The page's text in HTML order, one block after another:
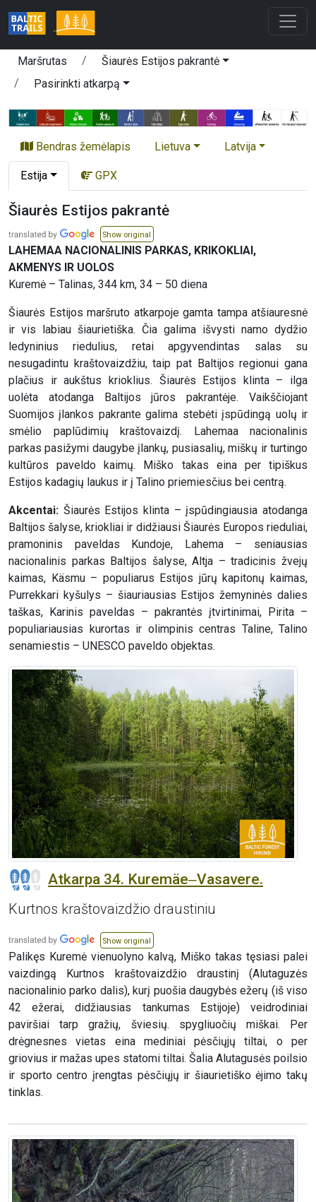
Maršrutas
Šiaurės Estijos pakrantė
Pasirinkti atkarpą
Bendras žemėlapis Lietuva Latvija
Estija GPX
Šiaurės Estijos pakrantė
Show original
LAHEMAA NACIONALINIS PARKAS, KRIKOKLIAI,
AKMENYS IR UOLOS
Kuremė – Talinas, 344 km, 34 – 50 diena
Šiaurės Estijos maršruto atkarpoje gamta tampa atšiauresnė
ir vis labiau šiaurietiška. Čia galima išvysti namo dydžio
ledyninius riedulius, retai apgyvendintas salas su
nesugadintu kraštovaizdžiu, taip pat Baltijos regionui gana
plačius ir aukštus krioklius. Šiaurės Estijos klinta – ilga
uolėta atodanga Baltijos jūros pakrantėje. Vaikščiojant
Suomijos įlankos pakrante galima stebėti įspūdingą uolų ir
smėlio paplūdimių kraštovaizdį. Lahemaa nacionalinis
parkas pasižymi daugybe įlankų, pusiasalių, miškų ir turtingo
kultūros paveldo kaimų. Miško takas eina per tipiškus
Estijos kadagių laukus ir į Talino priemiesčius bei centrą.
Akcentai: Šiaurės Estijos klinta – įspūdingiausia atodanga
Baltijos šalyse, kriokliai ir didžiausi Šiaurės Europos rieduliai,
pramoninis paveldas Kundoje, Lahema – seniausias
nacionalinis parkas Baltijos šalyse, Altja – tradicinis žvejų
kaimas, Käsmu – populiarus Estijos jūrų kapitonų kaimas,
Purrekkari kyšulys – šiauriausias Estijos žemyninės dalies
taškas, Karinis paveldas – pakrantės įtvirtinimai, Pirita –
populiariausias kurortas ir olimpinis centras Taline, Talino
senamiestis – UNESCO paveldo objektas.
Atkarpa 34. Kuremäe‒Vasavere.
Kurtnos kraštovaizdžio draustiniu
Show original
Palikęs Kuremė vienuolyno kalvą, Miško takas tęsiasi palei
vaizdingą Kurtnos kraštovaizdžio draustinį (Alutaguzės
nacionalinio parko dalis), kurį puošia daugybės ežerų (iš viso
42 ežerai, didžiausias tankumas Estijoje) veidrodiniai
paviršiai tarp gražių, šviesių. spygliuočių miškai. Per
drėgnesnes vietas eina mediniai pėsčiųjų tiltai, o per
griovius ir mažas upes statomi tiltai. Šalia Alutagusės poilsio
ir sporto centro įrengtas pėsčiųjų ir šiaurietiško ėjimo takų
tinklas.